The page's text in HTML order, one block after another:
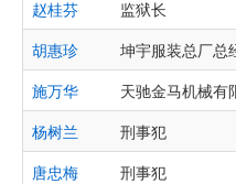
赵桂芬
监狱长
胡惠珍
坤宇服装总厂总
施万华
天驰金马机械有
杨树兰
刑事犯
唐忠梅
刑事犯